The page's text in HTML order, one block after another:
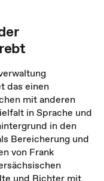
das einen
mit anderen
in Sprache und
in den
Bereicherung und
von Frank
und Richter mit